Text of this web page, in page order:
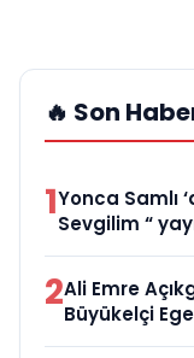
🔥 Son
1Yonca Samlı
Sevgilim “
2Ali Emre
Büyükelçi